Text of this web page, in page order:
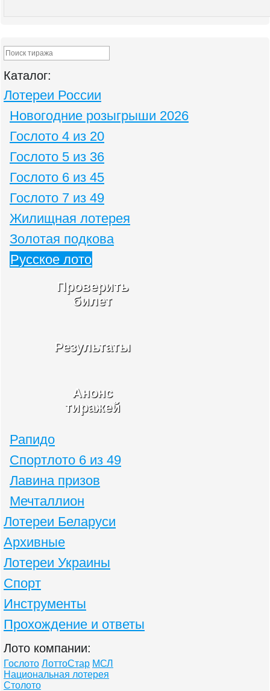
Каталог:
Лотереи России
Новогодние розыгрыши 2026
Гослото 4 из 20
Гослото 5 из 36
Гослото 6 из 45
Гослото 7 из 49
Жилищная лотерея
Золотая подкова
Русское лото
Проверить
билет
Результаты
Анонс
тиражей
Рапидо
Спортлото 6 из 49
Лавина призов
Мечталлион
Лотереи Беларуси
Архивные
Лотереи Украины
Спорт
Инструменты
Прохождение и ответы
Лото компании:
Гослото ЛоттоСтар МСЛ
Национальная лотерея
Столото